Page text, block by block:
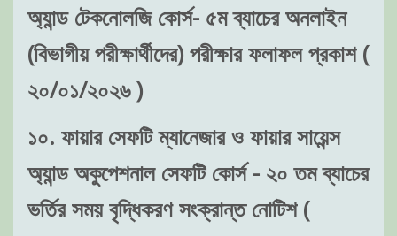
অ্যান্ড টেকনোলজি কোর্স- ৫ম ব্যাচের অনলাইন
(বিভাগীয় পরীক্ষার্থীদের) পরীক্ষার ফলাফল প্রকাশ (
২০/০১/২০২৬ )
১০. ফায়ার সেফটি ম্যানেজার ও ফায়ার সায়েন্স
অ্যান্ড অকুপেশনাল সেফটি কোর্স - ২০ তম ব্যাচের
ভর্তির সময় বৃদ্ধিকরণ সংক্রান্ত নোটিশ (